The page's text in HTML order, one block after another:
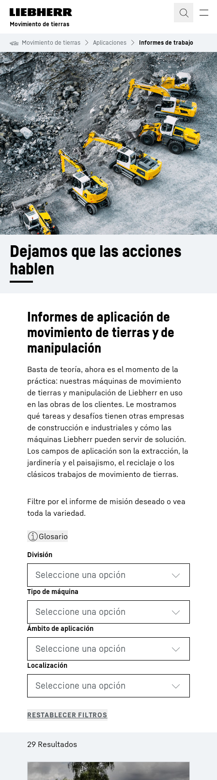
Movimiento de tierras
Movimiento de tierras Aplicaciones Informes de trabajo
Dejamos que las acciones
hablen
Informes de aplicación de
movimiento de tierras y de
manipulación
Basta de teoría, ahora es el momento de la
práctica: nuestras máquinas de movimiento
de tierras y manipulación de Liebherr en uso
en las obras de los clientes. Le mostramos
qué tareas y desafíos tienen otras empresas
de construcción e industriales y cómo las
máquinas Liebherr pueden servir de solución.
Los campos de aplicación son la extracción, la
jardinería y el paisajismo, el reciclaje o los
clásicos trabajos de movimiento de tierras.
Filtre por el informe de misión deseado o vea
toda la variedad.
Glosario
29 Resultados